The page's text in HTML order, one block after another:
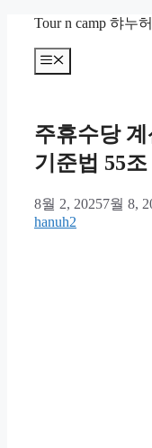
Tour n camp 햐누
메
뉴
주휴수당
기준법 55조
8월 2, 20257월 8,
hanuh2